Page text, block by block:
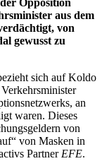
Opposition
aus dem
von
gewusst zu
sich auf Koldo
an
waren. Dieses
von
von Masken in
Partner EFE.